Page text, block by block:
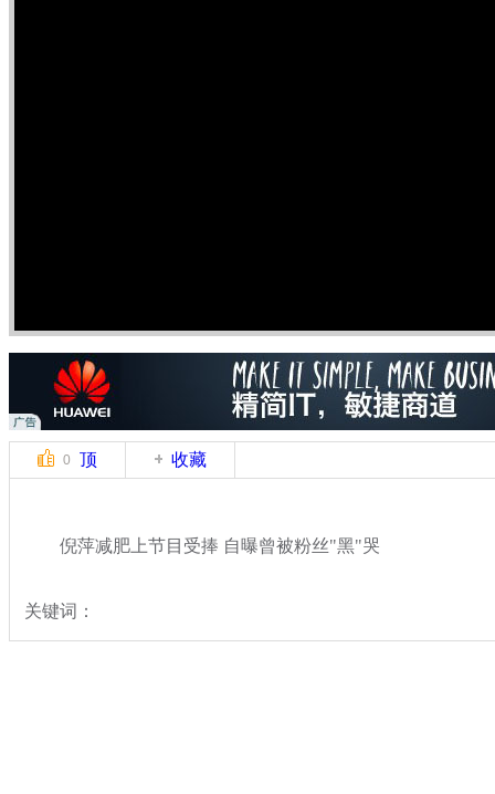
0 顶 收藏
倪萍减肥上节目受捧 自曝曾被粉丝"黑"哭
关键词：